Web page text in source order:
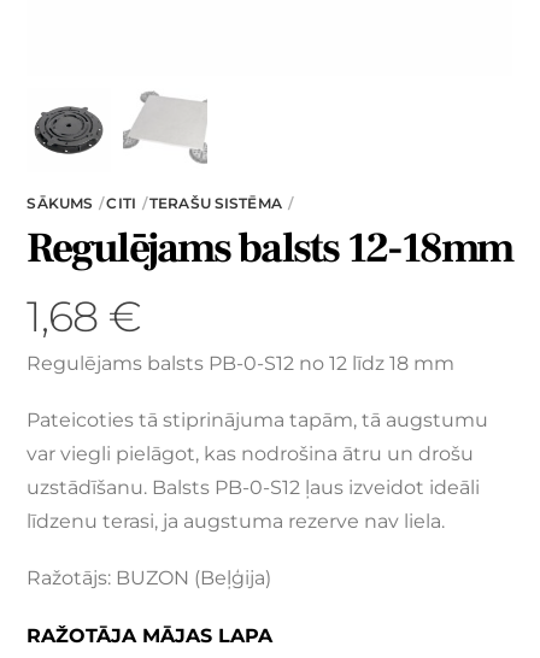
SĀKUMS CITI TERAŠU SISTĒMA
Regulējams balsts 12-18mm
1,68 €
Regulējams balsts PB-0-S12 no 12 līdz 18 mm
Pateicoties tā stiprinājuma tapām, tā augstumu
var viegli pielāgot, kas nodrošina ātru un drošu
uzstādīšanu. Balsts PB-0-S12 ļaus izveidot ideāli
līdzenu terasi, ja augstuma rezerve nav liela.
Ražotājs: BUZON (Beļģija)
RAŽOTĀJA MĀJAS LAPA